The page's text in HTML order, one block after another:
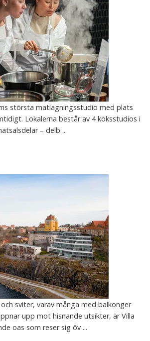
största matlagningsstudio med plats
Lokalerna består av 4 köksstudios i
– delb ...
sviter, varav många med balkonger
upp mot hisnande utsikter, är Villa
oas som reser sig öv ...